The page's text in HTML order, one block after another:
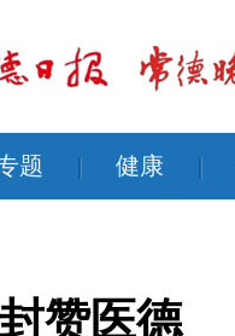
题 | 健康 |
赞医德